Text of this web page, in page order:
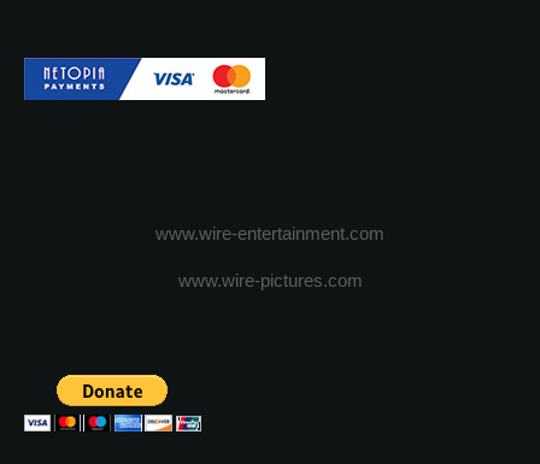
www.wire-entertainment.com
www.wire-pictures.com